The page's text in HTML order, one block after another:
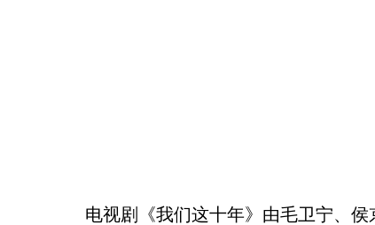
电视剧《我们这十年》由毛卫宁、